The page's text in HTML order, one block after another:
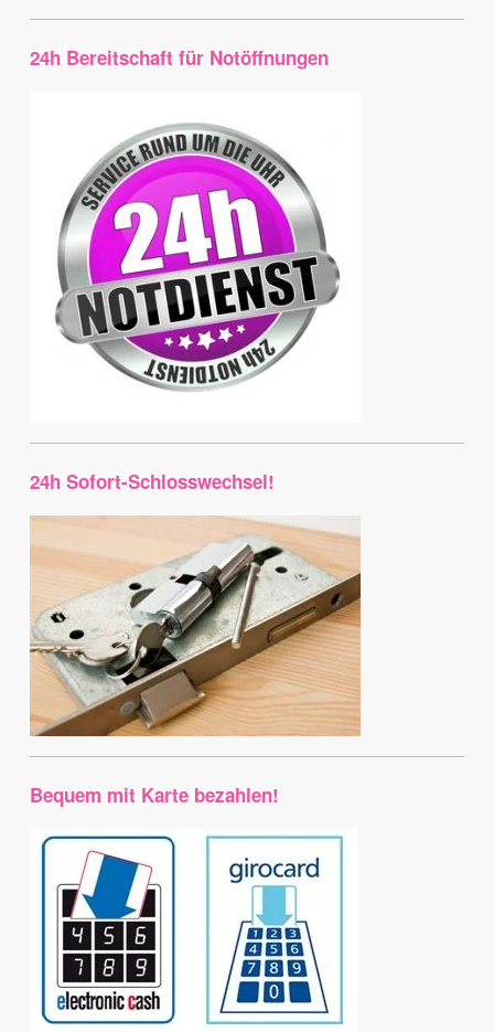
24h Bereitschaft für Notöffnungen
24h Sofort-Schlosswechsel!
Bequem mit Karte bezahlen!